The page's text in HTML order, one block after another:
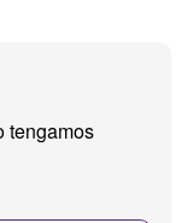
tengamos